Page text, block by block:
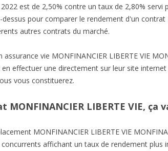
est de 2,50% contre un taux de 2,80% servi
pour comparer le rendement d'un contrat
autres contrats du marché.
assurance vie MONFINANCIER LIBERTE VIE
effectuer une directement sur leur site
vous constituerez.
MONFINANCIER LIBERTE VIE, ça
MONFINANCIER LIBERTE VIE
affichant un taux de rendement plus